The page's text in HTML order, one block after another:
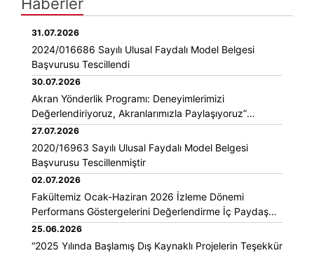
31.07.2026
2024/016686 Sayılı Ulusal Faydalı Model Belgesi
Başvurusu Tescillendi
30.07.2026
Akran Yönderlik Programı: Deneyimlerimizi
Değerlendiriyoruz, Akranlarımızla Paylaşıyoruz”
Etkinliği Gerçekleştirildi
27.07.2026
2020/16963 Sayılı Ulusal Faydalı Model Belgesi
Başvurusu Tescillenmiştir
02.07.2026
Fakültemiz Ocak-Haziran 2026 İzleme Dönemi
Performans Göstergelerini Değerlendirme İç Paydaş
Toplantısı Gerçekleştirildi.
25.06.2026
“2025 Yılında Başlamış Dış Kaynaklı Projelerin Teşekkür